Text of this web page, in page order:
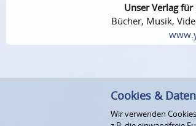
Unser Verlag
Bücher, Musik,
Cookies &
Wir verwenden